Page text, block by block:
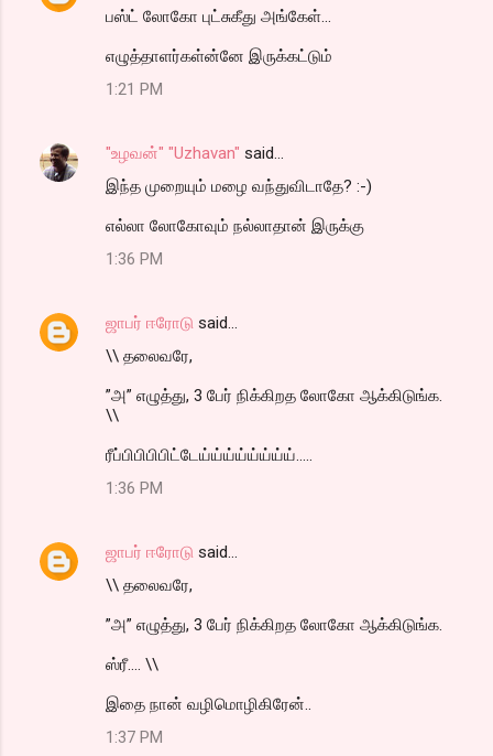
பஸ்ட் லோகோ புட்சுகீது அங்கேள்...
எழுத்தாளர்கள்ன்னே இருக்கட்டும்
1:21 PM
"உழவன்" "Uzhavan" said…
இந்த முறையும் மழை வந்துவிடாதே? :-)
எல்லா லோகோவும் நல்லாதான் இருக்கு
1:36 PM
ஜாபர் ஈரோடு said…
\\ தலைவரே,
”அ” எழுத்து, 3 பேர் நிக்கிறத லோகோ ஆக்கிடுங்க.
\\
ரீப்பிபிபிபிட்டேய்ய்ய்ய்ய்ய்ய்ய்.....
1:36 PM
ஜாபர் ஈரோடு said…
\\ தலைவரே,
”அ” எழுத்து, 3 பேர் நிக்கிறத லோகோ ஆக்கிடுங்க.
ஸ்ரீ.... \\
இதை நான் வழிமொழிகிரேன்..
1:37 PM